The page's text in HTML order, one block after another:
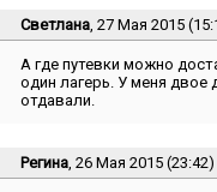
Светлана, 27 Мая 2015
А где путевки можно
один лагерь. У меня двое
отдавали.
Регина, 26 Мая 2015 (23:42)